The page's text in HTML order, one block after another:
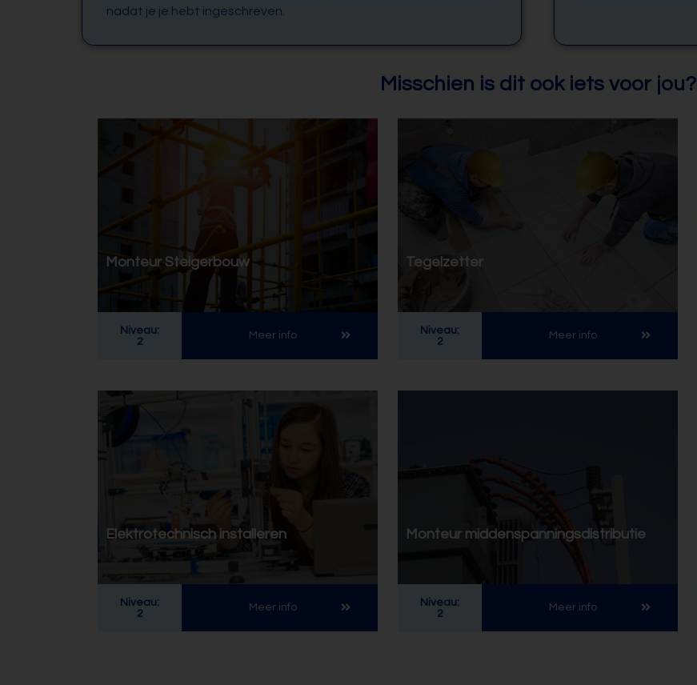
nadat je je hebt ingeschreven.
Misschien is dit ook iets voor jou?
Monteur Steigerbouw
Niveau:
2
Meer info
Tegelzetter
Niveau:
2
Meer info
Elektrotechnisch installeren
Niveau:
2
Meer info
Monteur middenspanningsdistributie
Niveau:
2
Meer info